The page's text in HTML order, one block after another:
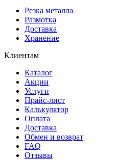
Резка металла
Размотка
Доставка
Хранение
Клиентам
Каталог
Акции
Услуги
Прайс-лист
Калькулятор
Оплата
Доставка
Обмен и возврат
FAQ
Отзывы